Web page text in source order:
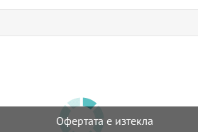
Офертата е изтекла